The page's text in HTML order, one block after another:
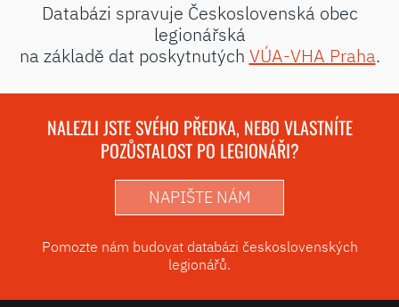
Databázi spravuje Československá obec
legionářská
na základě dat poskytnutých VÚA-VHA Praha.
NALEZLI JSTE SVÉHO PŘEDKA, NEBO VLASTNÍTE
POZŮSTALOST PO LEGIONÁŘI?
NAPIŠTE NÁM
Pomozte nám budovat databázi československých
legionářů.